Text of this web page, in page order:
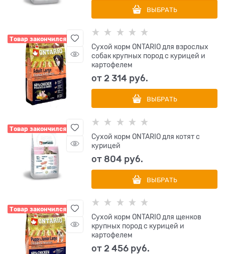
ВЫБРАТЬ
Товар закончился
Сухой корм ONTARIO для взрослых
собак крупных пород с курицей и
картофелем
от2 314 руб.
ВЫБРАТЬ
Товар закончился
Сухой корм ONTARIO для котят с
курицей
от 804 руб.
ВЫБРАТЬ
Товар закончился
Сухой корм ONTARIO для щенков
крупных пород с курицей и
картофелем
от2 456 руб.